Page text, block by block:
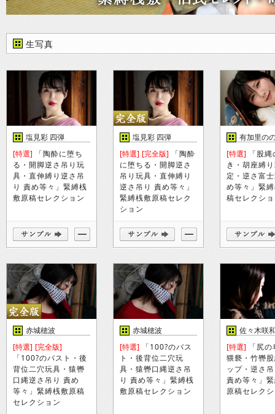
生写真
塩見彩 四弾
[特選] 「陶酔に堕ち
る・開脚逆さ吊り玩
具・直伸縛り逆さ吊
り 責め等々」緊縛桟
敷原稿セレクション
塩見彩 四弾
[特選] [完全版] 「陶酔
に堕ちる・開脚逆さ
吊り玩具・直伸縛り
逆さ吊り 責め等々」
緊縛桟敷原稿セレク
ション
有加里の
[特選] 「股
き・胡座縛
定・逆さ富
め等々」緊
稿セレクシ
赤城穂波
[特選] [完全版]
「100?のバスト・後
背位二穴玩具・猿轡
口縄逆さ吊り 責め
等々」緊縛桟敷原稿
セレクション
赤城穂波
[特選] 「100?のバス
ト・後背位二穴玩
具・猿轡口縄逆さ吊
り 責め等々」緊縛桟
敷原稿セレクション
佐々木咲
[特選] 「尻
猥褻・竹轡
ップ・逆さ
責め等々」
原稿セレク